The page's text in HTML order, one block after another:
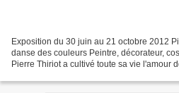
Exposition du 30 juin au 21 octobre 2012
danse des couleurs Peintre, décorateur,
Pierre Thiriot a cultivé toute sa vie l'amour